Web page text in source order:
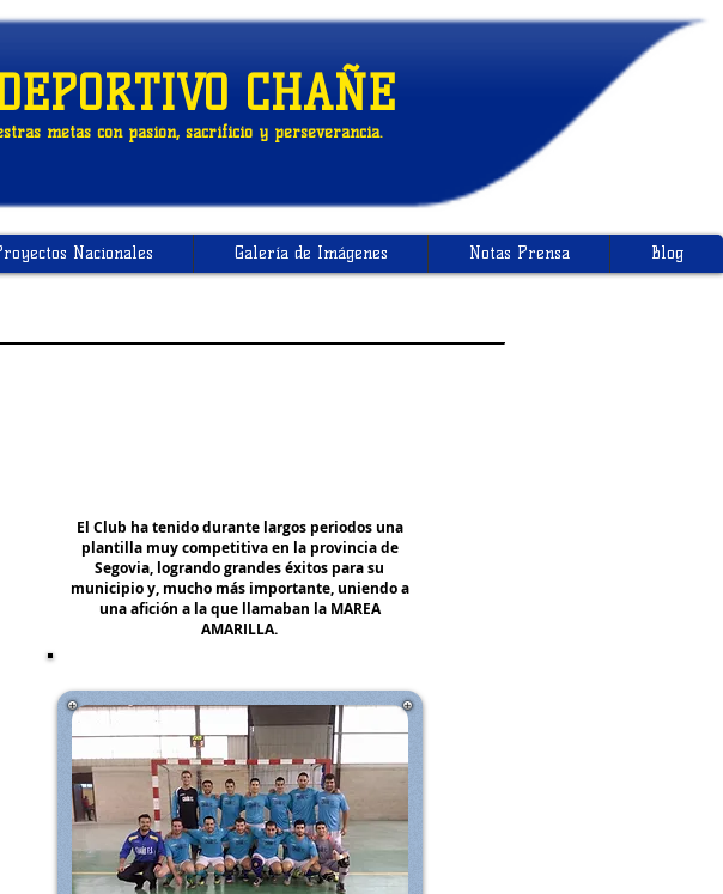
CHAÑE
metas con pasión, sacrificio y perseverancia.
Nacionales Galería de Imágenes Notas Prensa Blog
El Club ha tenido durante largos periodos una
plantilla muy competitiva en la provincia de
Segovia, logrando grandes éxitos para su
municipio y, mucho más importante, uniendo a
una afición a la que llamaban la MAREA
AMARILLA.